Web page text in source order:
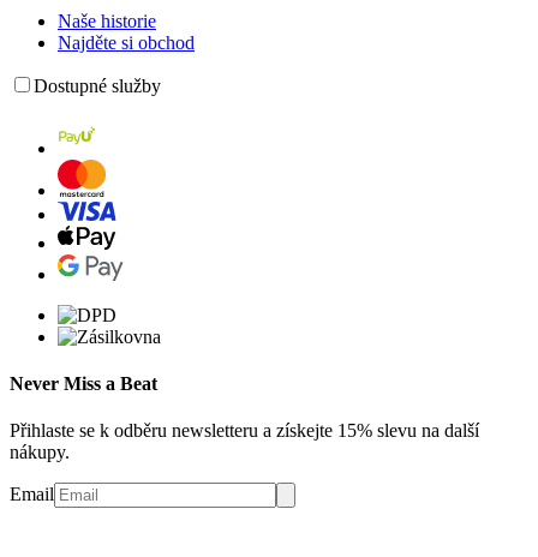
Naše historie
Najděte si obchod
Dostupné služby
Never Miss a Beat
Přihlaste se k odběru newsletteru a získejte 15% slevu na další
nákupy.
Email